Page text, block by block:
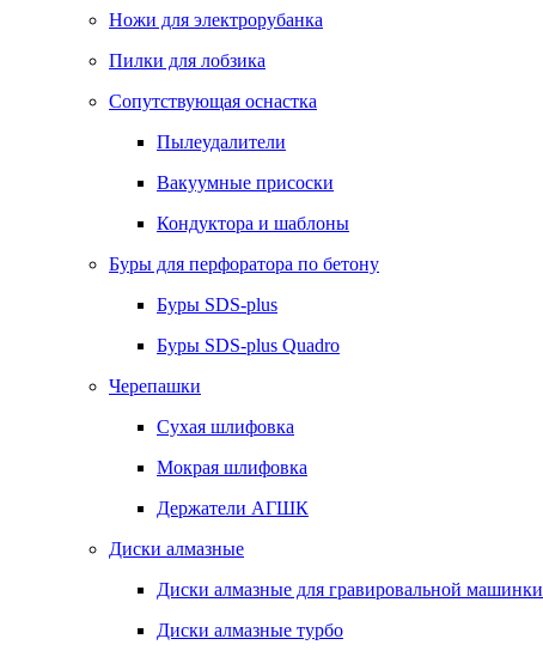
Ножи для электрорубанка
Пилки для лобзика
Сопутствующая оснастка
Пылеудалители
Вакуумные присоски
Кондуктора и шаблоны
Буры для перфоратора по бетону
Буры SDS-plus
Буры SDS-plus Quadro
Черепашки
Сухая шлифовка
Мокрая шлифовка
Держатели АГШК
Диски алмазные
Диски алмазные для гравировальной машинки
Диски алмазные турбо